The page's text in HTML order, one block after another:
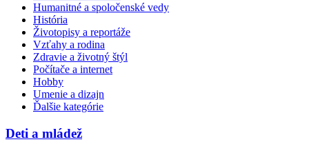
Humanitné a spoločenské vedy
História
Životopisy a reportáže
Vzťahy a rodina
Zdravie a životný štýl
Počítače a internet
Hobby
Umenie a dizajn
Ďalšie kategórie
Deti a mládež